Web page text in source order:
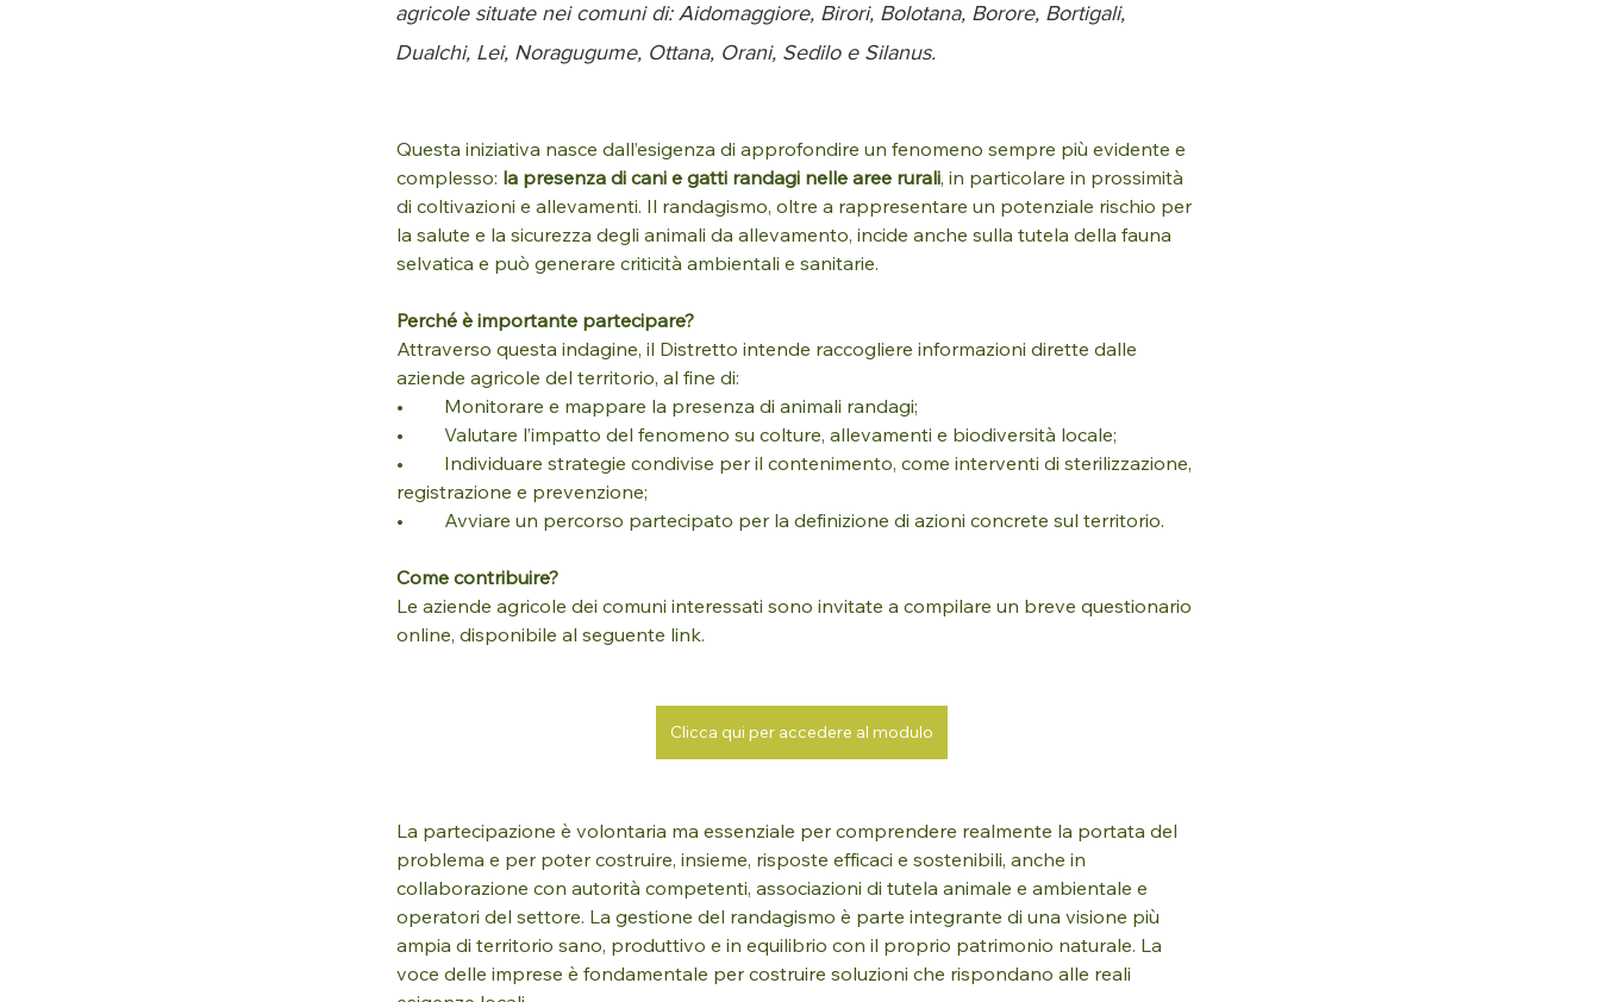
agricole situate nei comuni di: Aidomaggiore, Birori, Bolotana, Borore, Bortigali,
Dualchi, Lei, Noragugume, Ottana, Orani, Sedilo e Silanus.
Questa iniziativa nasce dall’esigenza di approfondire un fenomeno sempre più evidente e
complesso: la presenza di cani e gatti randagi nelle aree rurali, in particolare in prossimità
di coltivazioni e allevamenti. Il randagismo, oltre a rappresentare un potenziale rischio per
la salute e la sicurezza degli animali da allevamento, incide anche sulla tutela della fauna
selvatica e può generare criticità ambientali e sanitarie.
Perché è importante partecipare?
Attraverso questa indagine, il Distretto intende raccogliere informazioni dirette dalle
aziende agricole del territorio, al fine di:
•	Monitorare e mappare la presenza di animali randagi;
•	Valutare l’impatto del fenomeno su colture, allevamenti e biodiversità locale;
•	Individuare strategie condivise per il contenimento, come interventi di sterilizzazione,
registrazione e prevenzione;
•	Avviare un percorso partecipato per la definizione di azioni concrete sul territorio.
Come contribuire?
Le aziende agricole dei comuni interessati sono invitate a compilare un breve questionario
online, disponibile al seguente link.
Clicca qui per accedere al modulo
La partecipazione è volontaria ma essenziale per comprendere realmente la portata del
problema e per poter costruire, insieme, risposte efficaci e sostenibili, anche in
collaborazione con autorità competenti, associazioni di tutela animale e ambientale e
operatori del settore. La gestione del randagismo è parte integrante di una visione più
ampia di territorio sano, produttivo e in equilibrio con il proprio patrimonio naturale. La
voce delle imprese è fondamentale per costruire soluzioni che rispondano alle reali